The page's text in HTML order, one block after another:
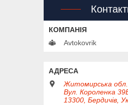
Avtokovrik
Житомирська обл.
Вул. Короленка
13300, Бердичів,